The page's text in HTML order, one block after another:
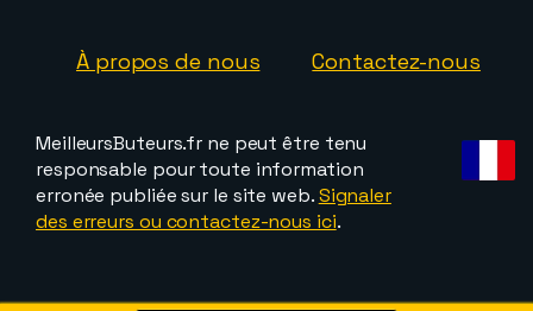
À propos de nous Contactez-nous
MeilleursButeurs.fr ne peut être tenu
responsable pour toute information
erronée publiée sur le site web.Signaler
des erreurs ou contactez-nous ici.